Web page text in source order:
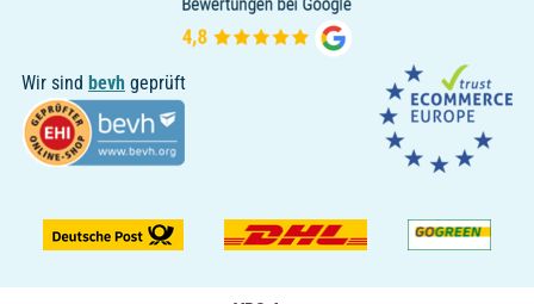
Wir sind bevh geprüft